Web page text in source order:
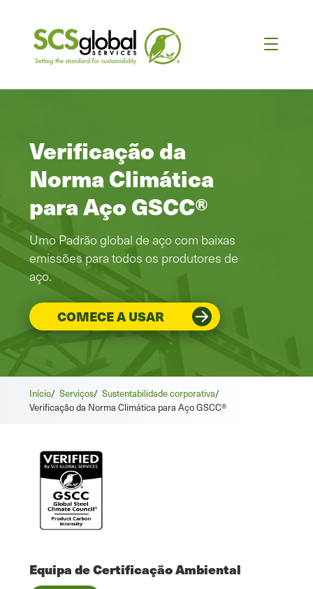
Verificação da
Norma Climática
para Aço GSCC®
Umo Padrão global de aço com baixas
emissões para todos os produtores de
aço.
COMECE A USAR
Início/ Serviços/ Sustentabilidade corporativa/
Verificação da Norma Climática para Aço GSCC®
Equipa de Certificação Ambiental